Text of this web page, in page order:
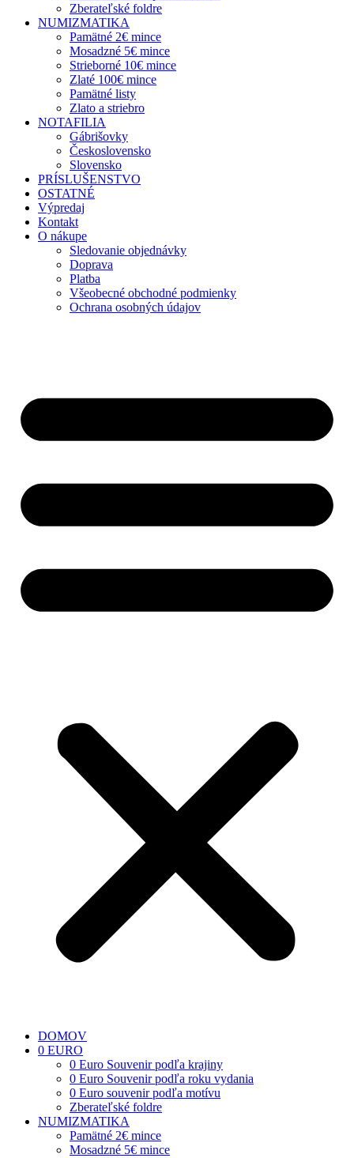
Zberateľské foldre
NUMIZMATIKA
Pamätné 2€ mince
Mosadzné 5€ mince
Strieborné 10€ mince
Zlaté 100€ mince
Pamätné listy
Zlato a striebro
NOTAFILIA
Gábrišovky
Československo
Slovensko
PRÍSLUŠENSTVO
OSTATNÉ
Výpredaj
Kontakt
O nákupe
Sledovanie objednávky
Doprava
Platba
Všeobecné obchodné podmienky
Ochrana osobných údajov
DOMOV
0 EURO
0 Euro Souvenir podľa krajiny
0 Euro Souvenir podľa roku vydania
0 Euro souvenir podľa motívu
Zberateľské foldre
NUMIZMATIKA
Pamätné 2€ mince
Mosadzné 5€ mince